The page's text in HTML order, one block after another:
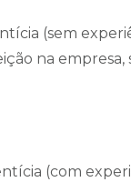
(sem
na
(com